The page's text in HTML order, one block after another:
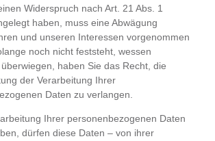
Widerspruch nach Art. 21 Abs. 1
haben, muss eine Abwägung
und unseren Interessen vorgenommen
noch nicht feststeht, wessen
haben Sie das Recht, die
der Verarbeitung Ihrer
Daten zu verlangen.
Ihrer personenbezogenen Daten
dürfen diese Daten – von ihrer